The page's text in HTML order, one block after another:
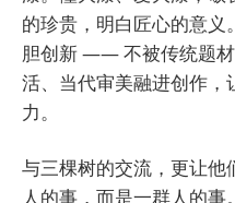
的珍贵，明白匠心的意
胆创新 —— 不被传统题
活、当代审美融进创作，
力。
与三棵树的交流，更让他
人的事，而是一群人的